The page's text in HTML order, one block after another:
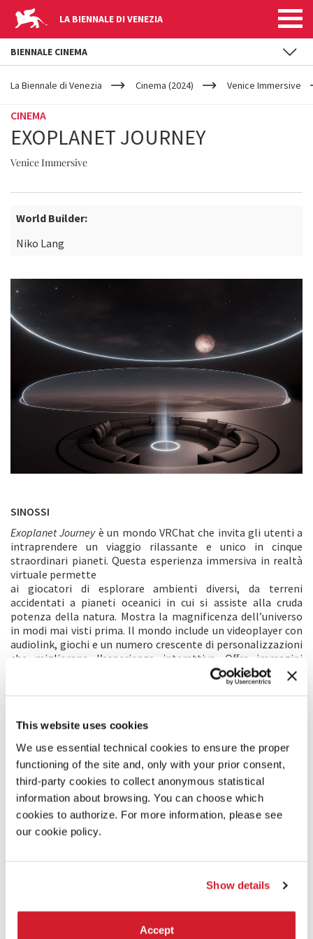
This website uses cookies
We use essential technical cookies to ensure the proper
functioning of the site and, only with your prior consent,
third-party cookies to collect anonymous statistical
information about browsing. You can choose which
cookies to authorize. For more information, please see
our cookie policy.
Show details
Accept
LA BIENNALE DI VENEZIA
YOUR
ARE
La Biennale di Venezia Cinema (2024) Venice Immersive
CINEMA
EXOPLANET JOURNEY
Venice Immersive
World Builder:
Niko Lang
SINOSSI
Exoplanet Journeyè un mondo VRChat che invita gli utenti a
intraprendere un viaggio rilassante e unico in cinque
straordinari pianeti. Questa esperienza immersiva in realtà
virtuale permette
ai giocatori di esplorare ambienti diversi, da terreni
accidentati a pianeti oceanici in cui si assiste alla cruda
potenza della natura. Mostra la magnificenza dell’universo
in modi mai visti prima. Il mondo include un videoplayer con
audiolink, giochi e un numero crescente di personalizzazioni
che migliorano l’esperienza interattiva. Offre immagini
straordinarie e paesaggi planetari disegnati
meticolosamente che lo rendono una destinazione perfetta
BIENNALE CINEMA